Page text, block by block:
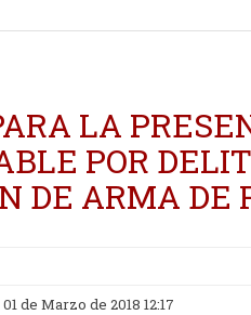
LA
POR
DE ARMA DE
de Marzo de 2018 12:17